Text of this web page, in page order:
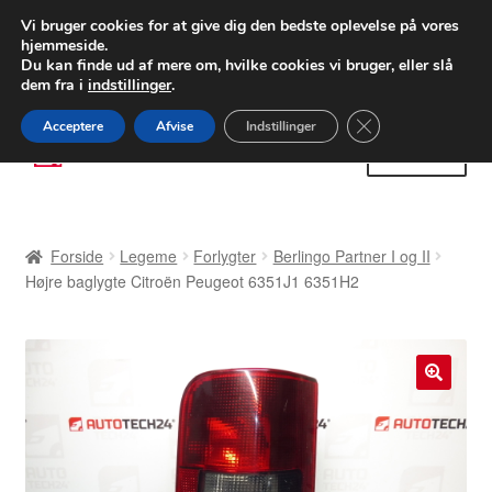
LEVERING fra 55 kr.
FEDEX verdensomspændende forsendelse
80 82 72 02
Spring
til
Spring
til
Betalinger
Forside Legeme Forlygter
Berlingo Partner I og II
Højre baglygte Citroën Peugeot 6351J1 6351H2
Vi bruger cookies for at give dig den bedste oplevelse på vores
hjemmeside.
Du kan finde ud af mere om, hvilke cookies vi bruger, eller slå
dem fra i indstillinger.
Acceptere Afvise Indstillinger Close GDPR